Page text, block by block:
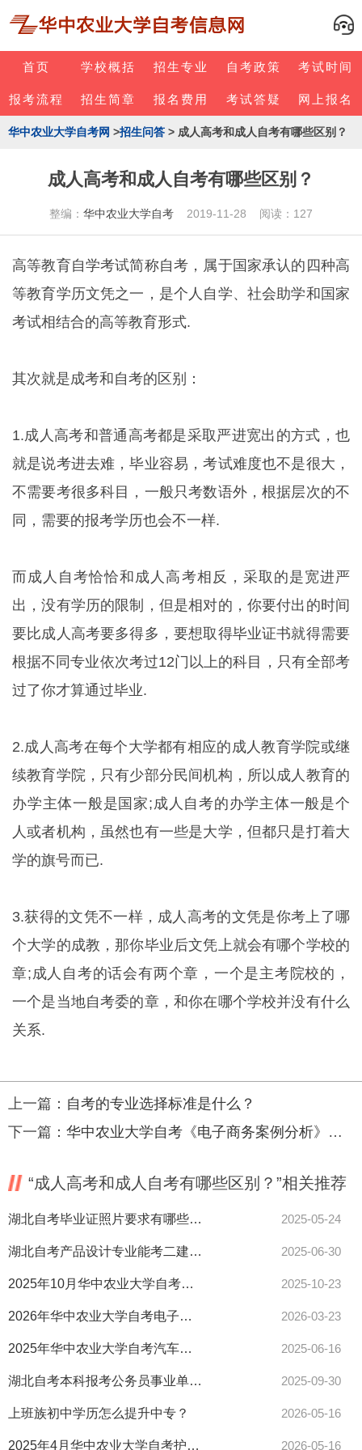
首页 学校概括 招生专业 自考政策 考试时间
报考流程 招生简章 报名费用 考试答疑 网上报名
华中农业大学自考网 >招生问答 > 成人高考和成人自考有哪些区别？
成人高考和成人自考有哪些区别？
整编： 华中农业大学自考 2019-11-28 阅读：127
高等教育自学考试简称自考，属于国家承认的四种高
等教育学历文凭之一，是个人自学、社会助学和国家
考试相结合的高等教育形式.
其次就是成考和自考的区别：
1.成人高考和普通高考都是采取严进宽出的方式，也
就是说考进去难，毕业容易，考试难度也不是很大，
不需要考很多科目，一般只考数语外，根据层次的不
同，需要的报考学历也会不一样.
而成人自考恰恰和成人高考相反，采取的是宽进严
出，没有学历的限制，但是相对的，你要付出的时间
要比成人高考要多得多，要想取得毕业证书就得需要
根据不同专业依次考过12门以上的科目，只有全部考
过了你才算通过毕业.
2.成人高考在每个大学都有相应的成人教育学院或继
续教育学院，只有少部分民间机构，所以成人教育的
办学主体一般是国家;成人自考的办学主体一般是个
人或者机构，虽然也有一些是大学，但都只是打着大
学的旗号而已.
3.获得的文凭不一样，成人高考的文凭是你考上了哪
个大学的成教，那你毕业后文凭上就会有哪个学校的
章;成人自考的话会有两个章，一个是主考院校的，
一个是当地自考委的章，和你在哪个学校并没有什么
关系.
上一篇： 自考的专业选择标准是什么？
下一篇： 华中农业大学自考《电子商务案例分析》考点归纳
“成人高考和成人自考有哪些区别？”相关推荐
湖北自考毕业证照片要求有哪些？最新标准速看！ 2025-05-24
湖北自考产品设计专业能考二建吗？报考条件全解析来了！ 2025-06-30
2025年10月华中农业大学自考中国地质大学（武汉）考点赴考须知 2025-10-23
2026年华中农业大学自考电子商务本科报名来了！图文步骤全攻略 2026-03-23
2025年华中农业大学自考汽车服务工程本科报名费多少？ 2025-06-16
湖北自考本科报考公务员事业单位行吗？5大优势详解！ 2025-09-30
上班族初中学历怎么提升中专？ 2026-05-16
2025年4月华中农业大学自考护理专科报名条件 2026-05-16